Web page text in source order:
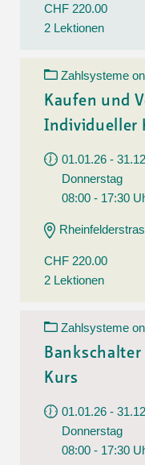
CHF 220.00
2 Lektionen
Zahlsysteme
Kaufen und
Individueller
01.01.26 -
Donnerstag
08:00 - 17:30
CHF 220.00
2 Lektionen
Zahlsysteme
Kurs
01.01.26 -
Donnerstag
08:00 - 17:30